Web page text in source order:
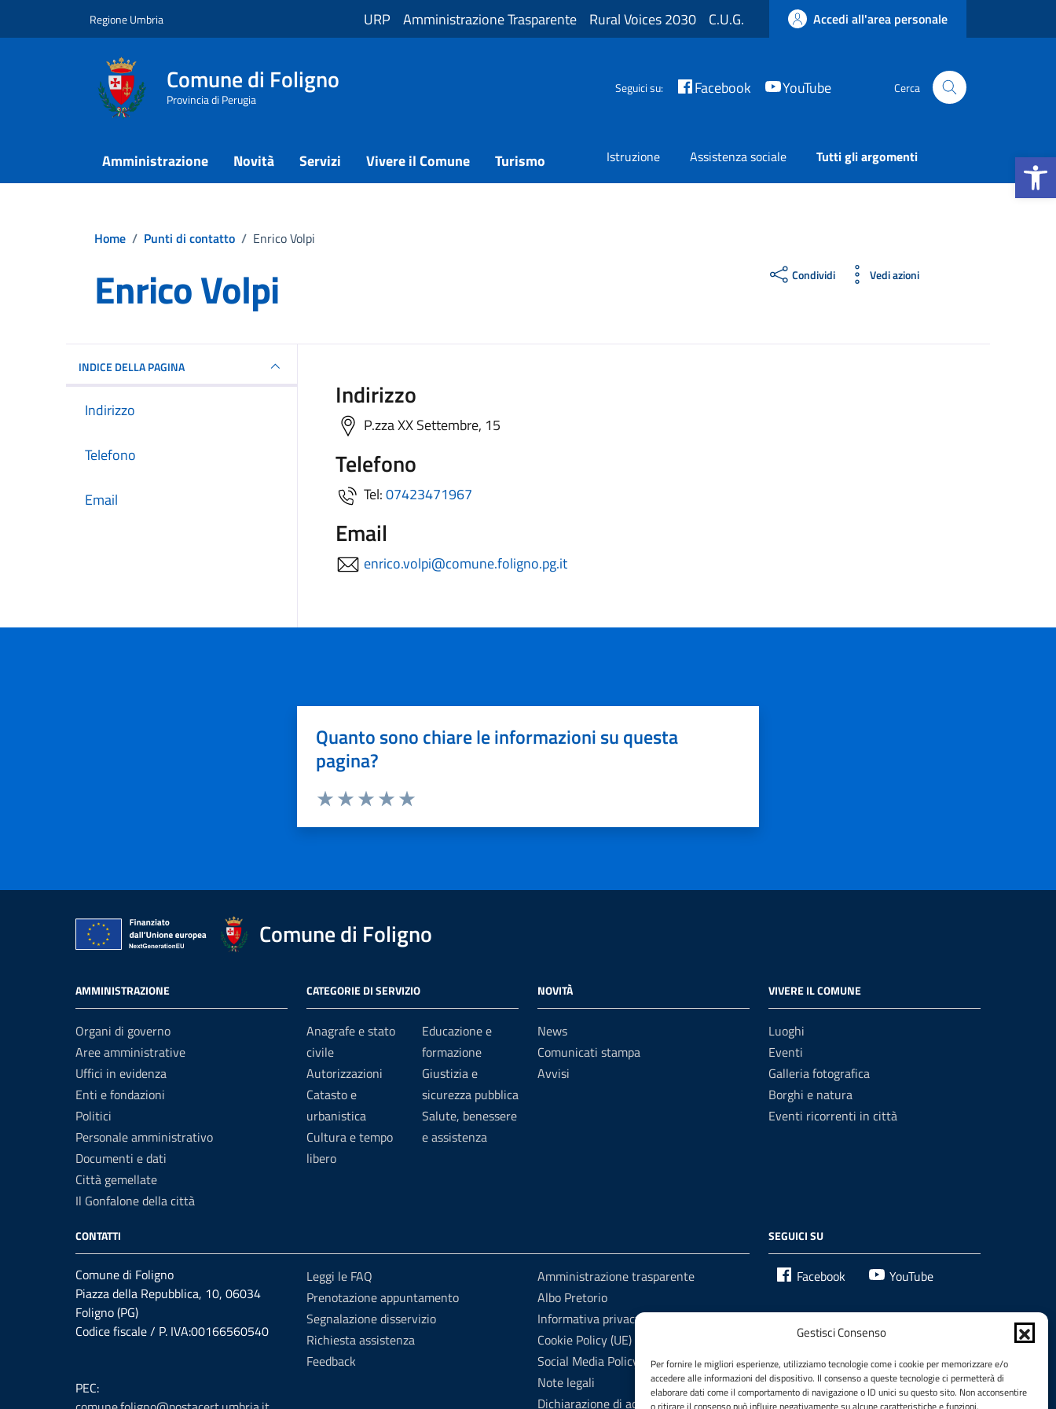
Apri la
Gestisci Consenso
Per fornire le migliori esperienze, utilizziamo tecnologie come i cookie per memorizzare e/o
accedere alle informazioni del dispositivo. Il consenso a queste tecnologie ci permetterà di
elaborare dati come il comportamento di navigazione o ID unici su questo sito. Non acconsentire
Regione Umbria URP Amministrazione Trasparente Rural Voices 2030 C.U.G. Accedi all'area personale
Comune di Foligno
Provincia di Perugia
Seguici su: Facebook YouTube Cerca
Amministrazione Novità Servizi Vivere il Comune Turismo Istruzione Assistenza sociale Tutti gli argomenti
Home / Punti di contatto / Enrico Volpi
Enrico Volpi Condividi Vedi azioni
INDICE DELLA PAGINA
Indirizzo
Telefono
Email
Indirizzo
P.zza XX Settembre, 15
Telefono
Tel:07423471967
Email
enrico.volpi@comune.foligno.pg.it
Quanto sono chiare le informazioni su questa
pagina?
Comune di Foligno
AMMINISTRAZIONE
Organi di governo
Aree amministrative
Uffici in evidenza
Enti e fondazioni
Politici
Personale amministrativo
Documenti e dati
Città gemellate
Il Gonfalone della città
CATEGORIE DI SERVIZIO
Anagrafe e stato
civile
Autorizzazioni
Catasto e
urbanistica
Cultura e tempo
libero
Educazione e
formazione
Giustizia e
sicurezza pubblica
Salute, benessere
e assistenza
NOVITÀ
News
Comunicati stampa
Avvisi
VIVERE IL COMUNE
Luoghi
Eventi
Galleria fotografica
Borghi e natura
Eventi ricorrenti in città
CONTATTI
Comune di Foligno
Piazza della Repubblica, 10, 06034
Foligno (PG)
Codice fiscale / P. IVA:00166560540
PEC:
Leggi le FAQ
Prenotazione appuntamento
Segnalazione disservizio
Richiesta assistenza
Feedback
Amministrazione trasparente
Albo Pretorio
Informativa privacy
Cookie Policy (UE)
Social Media Policy
Note legali
Dichiarazione di accessibilità
SEGUICI SU
Facebook YouTube